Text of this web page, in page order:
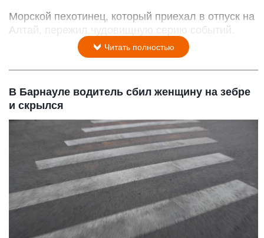
Морской пехотинец, который приехал в отпуск на
Алтай, пережил чудовищную серию событий.
Читать полностью
В Барнауле водитель сбил женщину на зебре
и скрылся